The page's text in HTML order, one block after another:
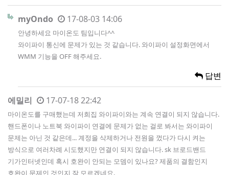
myOndo 17-08-03 14:06
안녕하세요 마이온도 팀입니다^^
와이파이 통신에 문제가 있는 것 같습니다. 와이파이 설정화면에서
WMM 기능을 OFF 해주세요.
답변
에밀리 17-07-18 22:42
마이온도를 구매했는데 저희집 와이파이와는 계속 연결이 되지 않습니다.
핸드폰이나 노트북 와이파이 연결에 문제가 없는 걸로 봐서는 와이파이
문제는 아닌 것 같은데... 계정을 삭제하거나 전원을 껐다가 다시 켜는
방식으로 여러차례 시도했지만 연결이 되지 않습니다. sk 브로드밴드
기가인터넷인데 혹시 호완이 안되는 모뎀이 있나요? 제품의 결함인지
호완이 문제인 것인지 잘 모르겠네요.